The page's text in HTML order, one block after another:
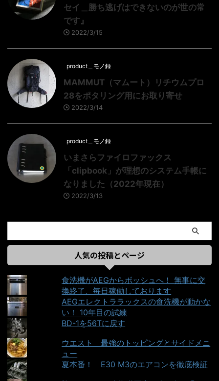
セイ＿勝ち逃げはできないのが世の常
です』
2022/3/15
product＿モノ録
MAMMUT（マムート）リチウムプロ
28をポタリング用にお取り寄せ
2022/3/14
product＿モノ録
いまさらファイロファックス
「clipbook」が理想のシステム手帳に
なりました（2022年現在）
2022/3/13
人気の投稿とページ
食洗機がAEGからボッシュへ！ 無事に交
換終了、毎日稼働しております
AEGエレクトララックスの食洗機が動かな
い！ 10年目の試練
BD-1を56Tに戻す
ウエスト＿最強のトッピングとサイドメニ
ュー
夏本番！ E30 M3のエアコンを徹底検証